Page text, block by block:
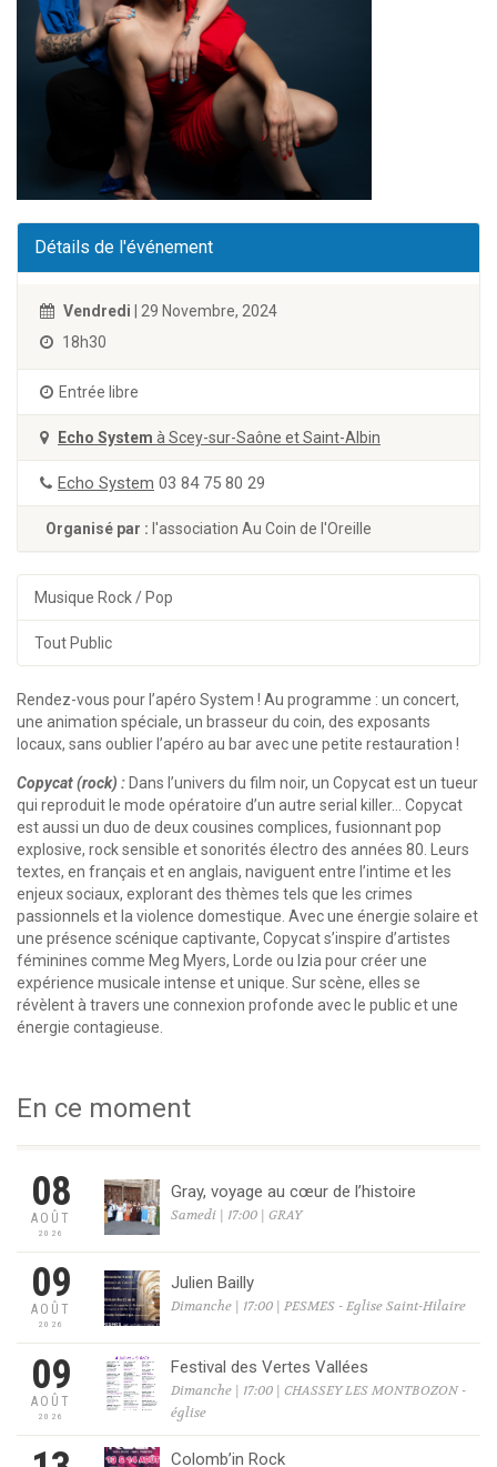
Détails de l'événement
Vendredi | 29 Novembre, 2024
18h30
Entrée libre
Echo System à Scey-sur-Saône et Saint-Albin
Echo System 03 84 75 80 29
Organisé par : l'association Au Coin de l'Oreille
Musique Rock / Pop
Tout Public
Rendez-vous pour l’apéro System ! Au programme : un concert,
une animation spéciale, un brasseur du coin, des exposants
locaux, sans oublier l’apéro au bar avec une petite restauration !
Copycat (rock) : Dans l’univers du film noir, un Copycat est un tueur
qui reproduit le mode opératoire d’un autre serial killer… Copycat
est aussi un duo de deux cousines complices, fusionnant pop
explosive, rock sensible et sonorités électro des années 80. Leurs
textes, en français et en anglais, naviguent entre l’intime et les
enjeux sociaux, explorant des thèmes tels que les crimes
passionnels et la violence domestique. Avec une énergie solaire et
une présence scénique captivante, Copycat s’inspire d’artistes
féminines comme Meg Myers, Lorde ou Izia pour créer une
expérience musicale intense et unique. Sur scène, elles se
révèlent à travers une connexion profonde avec le public et une
énergie contagieuse.
En ce moment
08
AOÛT
2026
Gray, voyage au cœur de l’histoire
Samedi | 17:00 | GRAY
09
AOÛT
2026
Julien Bailly
Dimanche | 17:00 | PESMES - Eglise Saint-Hilaire
09
AOÛT
2026
Festival des Vertes Vallées
Dimanche | 17:00 | CHASSEY LES MONTBOZON -
église
Colomb’in Rock